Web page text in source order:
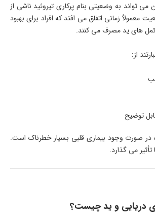
تواند به وضعیتی بنام پرکاری تیروئید ناشی از
معمولاً زمانی اتفاق می افتد که افراد برای بهبود
های ید مصرف می کنند.
از:
توضیح
در صورت وجود بیماری قلبی بسیار خطرناک است.
می گذارد.
دریایی و ید چیست؟